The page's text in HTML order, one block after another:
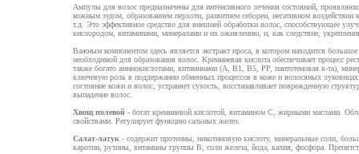
Ампулы для волос предназначены для интенсивного лечения состояний,
кожным зудом, образованием перхоти, развитием себореи, негативном
т.д. Это эффективное средство для внешней обработки волос, способствующее
кислородом, витаминами, минералами и их оживлению, и, как следствие,
Важным компонентом здесь является экстракт проса, в котором находится
необходимой для образования волос. Кремниевая кислота обеспечивает процесс
также богато аминокислотами, витаминами (А, В1, В5, РР, пантотеновая к-та),
ключевую роль в поддержании обменных процессов в коже и волосяных
состояние кожи и волос, устраняет сухость, восстанавливает поврежденную
выпадение волос.
Хвощ полевой - богат кремниевой кислотой, витамином С, жирными маслами.
свойствами. Регулирует функцию сальных желез.
Салат-латук - содержит протеины, никотиновую кислоту, минеральные соли,
каротин, рутины, витамины группы В, соли железа, йода, калия, фосфора.